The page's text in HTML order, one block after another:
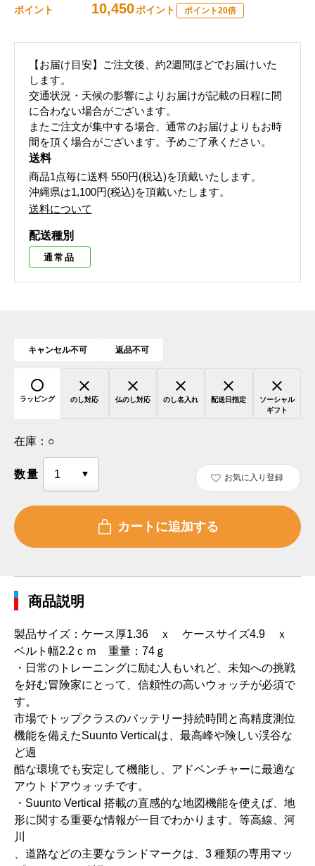
ポイント 10,450ポイント ポイント20倍
【お届け目安】ご注文後、約2週間ほどでお届けいた
します。
交通状況・天候の影響によりお届けが記載の日程に間
に合わない場合がございます。
またご注文が集中する場合、通常のお届けよりもお時
間を頂く場合がございます。予めご了承ください。
送料
商品1点毎に送料 550円(税込)を頂戴いたします。
沖縄県は1,100円(税込)を頂戴いたします。
送料について
配送種別
通常品
キャンセル不可 返品不可
ラッピング のし対応 仏のし対応 のし名入れ 配送日指定
ソーシャル
ギフト
在庫： ○
数量 お気に入り登録
商品説明
製品サイズ：ケース厚1.36 ｘ ケースサイズ4.9 ｘ
ベルト幅2.2ｃｍ 重量：74ｇ
・日常のトレーニングに励む人もいれど、未知への挑戦
を好む冒険家にとって、信頼性の高いウォッチが必須で
す。
市場でトップクラスのバッテリー持続時間と高精度測位
機能を備えたSuunto Verticalは、最高峰や険しい渓谷な
ど過
酷な環境でも安定して機能し、アドベンチャーに最適な
アウトドアウォッチです。
・Suunto Vertical 搭載の直感的な地図機能を使えば、地
形に関する重要な情報が一目でわかります。等高線、河
川
、道路などの主要なランドマークは、3 種類の専用マッ